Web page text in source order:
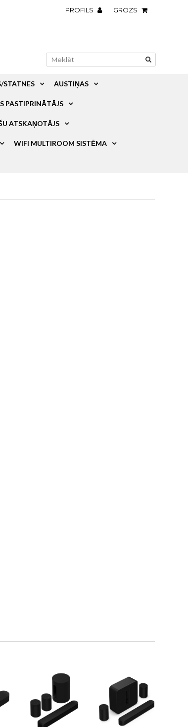
PROFILS GROZS
STATNES AUSTIŅAS
PASTIPRINĀTĀJS
ATSKAŅOTĀJS
WIFI MULTIROOM SISTĒMA